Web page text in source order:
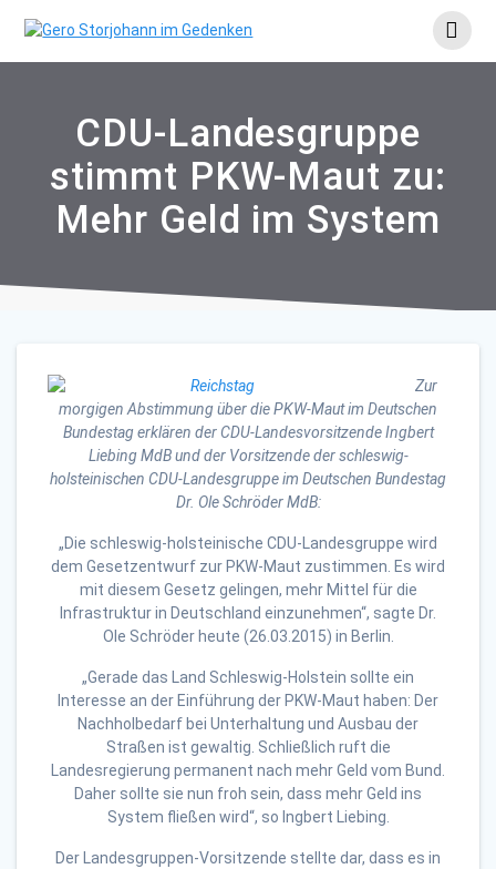
to
CDU-Landesgruppe
stimmt PKW-Maut zu:
Mehr Geld im System
Zur
morgigen Abstimmung über die PKW-Maut im Deutschen
Bundestag erklären der CDU-Landesvorsitzende Ingbert
Liebing MdB und der Vorsitzende der schleswig-
holsteinischen CDU-Landesgruppe im Deutschen Bundestag
Dr. Ole Schröder MdB:
„Die schleswig-holsteinische CDU-Landesgruppe wird
dem Gesetzentwurf zur PKW-Maut zustimmen. Es wird
mit diesem Gesetz gelingen, mehr Mittel für die
Infrastruktur in Deutschland einzunehmen“, sagte Dr.
Ole Schröder heute (26.03.2015) in Berlin.
„Gerade das Land Schleswig-Holstein sollte ein
Interesse an der Einführung der PKW-Maut haben: Der
Nachholbedarf bei Unterhaltung und Ausbau der
Straßen ist gewaltig. Schließlich ruft die
Landesregierung permanent nach mehr Geld vom Bund.
Daher sollte sie nun froh sein, dass mehr Geld ins
System fließen wird“, so Ingbert Liebing.
Der Landesgruppen-Vorsitzende stellte dar, dass es in